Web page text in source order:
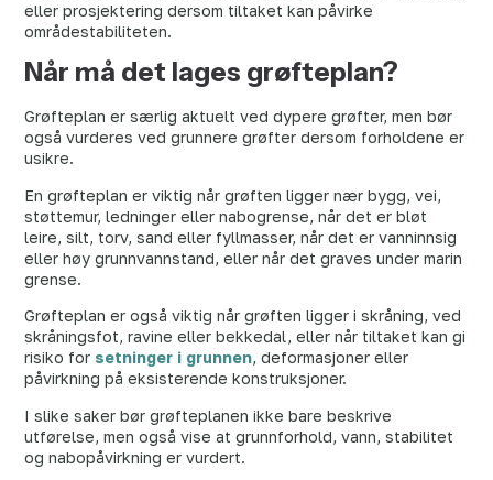
eller prosjektering dersom tiltaket kan påvirke
områdestabiliteten.
Når må det lages grøfteplan?
Grøfteplan er særlig aktuelt ved dypere grøfter, men bør
også vurderes ved grunnere grøfter dersom forholdene er
usikre.
En grøfteplan er viktig når grøften ligger nær bygg, vei,
støttemur, ledninger eller nabogrense, når det er bløt
leire, silt, torv, sand eller fyllmasser, når det er vanninnsig
eller høy grunnvannstand, eller når det graves under marin
grense.
Grøfteplan er også viktig når grøften ligger i skråning, ved
skråningsfot, ravine eller bekkedal, eller når tiltaket kan gi
risiko for setninger i grunnen, deformasjoner eller
påvirkning på eksisterende konstruksjoner.
I slike saker bør grøfteplanen ikke bare beskrive
utførelse, men også vise at grunnforhold, vann, stabilitet
og nabopåvirkning er vurdert.